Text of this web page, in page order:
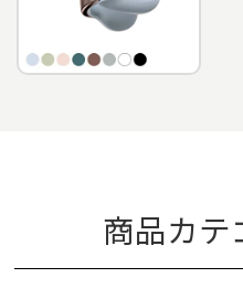
商品カテ